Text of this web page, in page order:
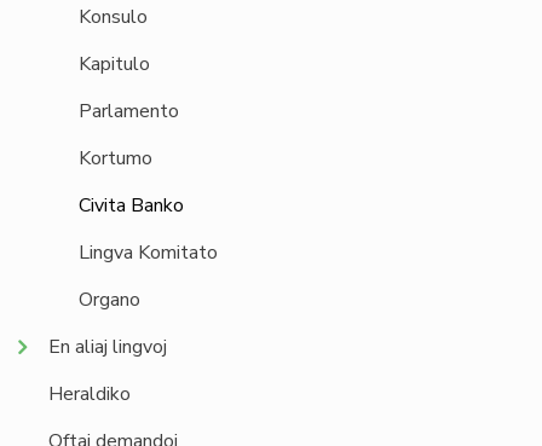
Konsulo
Kapitulo
Parlamento
Kortumo
Civita Banko
Lingva Komitato
Organo
En aliaj lingvoj
Heraldiko